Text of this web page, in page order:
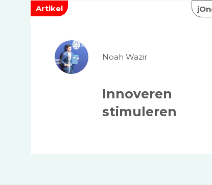
Artikel
Noah Wazir
Innoveren
stimuleren